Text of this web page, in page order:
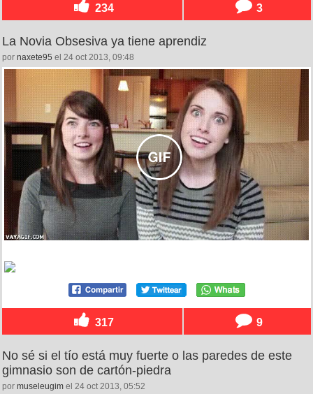
234 3
La Novia Obsesiva ya tiene aprendiz
por naxete95 el 24 oct 2013, 09:48
317 9
No sé si el tío está muy fuerte o las paredes de este
gimnasio son de cartón-piedra
por museleugim el 24 oct 2013, 05:52